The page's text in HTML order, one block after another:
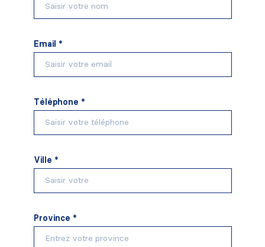
Email *
Téléphone *
Ville *
Province *